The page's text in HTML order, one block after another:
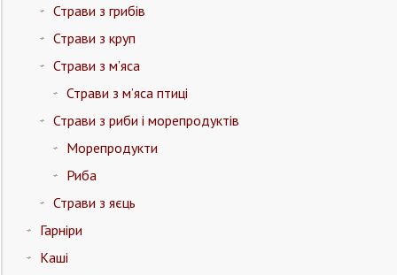
Страви з грибів
Страви з круп
Страви з м’яса
Страви з м’яса птиці
Страви з риби і морепродуктів
Морепродукти
Риба
Страви з яєць
Гарніри
Каші